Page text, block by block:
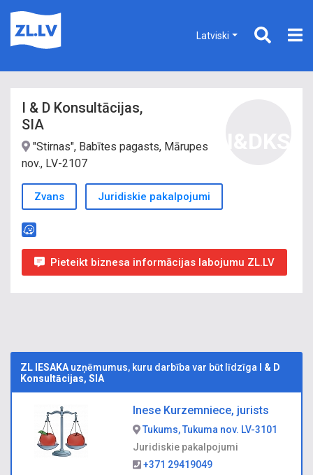
Latviski
I & D Konsultācijas,
SIA
"Stirnas", Babītes pagasts, Mārupes
nov., LV-2107
Zvans Juridiskie pakalpojumi
Pieteikt biznesa informācijas labojumu ZL.LV
ZL IESAKA uzņēmumus, kuru darbība var būt līdzīga
I & D
Konsultācijas, SIA
Inese Kurzemniece, jurists
Tukums, Tukuma nov. LV-3101
Juridiskie pakalpojumi
+371 29419049